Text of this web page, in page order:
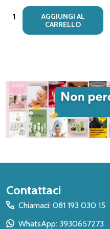
Quantità:
AGGIUNGI AL
CARRELLO
Inizio
del
piè
Contattaci
Chiamaci: 081 193 030 15
WhatsApp: 3930657273